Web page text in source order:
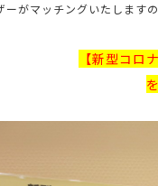
がマッチングいたします
【新型コロ